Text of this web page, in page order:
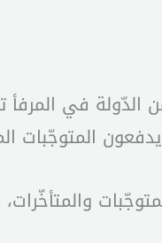
الدّولة في
المتوجّبات